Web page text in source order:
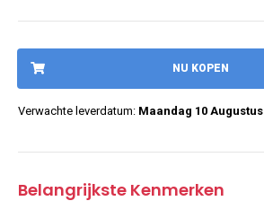
NU KOPEN
Verwachte leverdatum: Maandag 10 Augustus
Belangrijkste Kenmerken